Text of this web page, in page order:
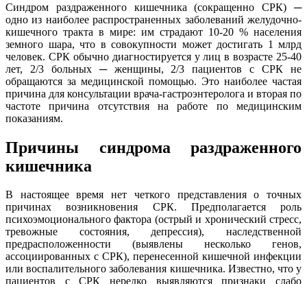
Синдром раздраженного кишечника (сокращенно СРК) ─
одно из наиболее распространенных заболеваний желудочно-
кишечного тракта в мире: им страдают 10-20 % населения
земного шара, что в совокупности может достигать 1 млрд
человек. СРК обычно диагностируется у лиц в возрасте 25-40
лет, 2/3 больных ─ женщины, 2/3 пациентов с СРК не
обращаются за медицинской помощью. Это наиболее частая
причина для консультации врача-гастроэнтеролога и вторая по
частоте причина отсутствия на работе по медицинским
показаниям.
Причины синдрома раздраженного
кишечника
В настоящее время нет четкого представления о точных
причинах возникновения СРК. Предполагается роль
психоэмоционального фактора (острый и хронический стресс,
тревожные состояния, депрессия), наследственной
предрасположенности (выявлены несколько генов,
ассоциированных с СРК), перенесенной кишечной инфекции
или воспалительного заболевания кишечника. Известно, что у
пациентов с СРК нередко выявляются признаки слабо